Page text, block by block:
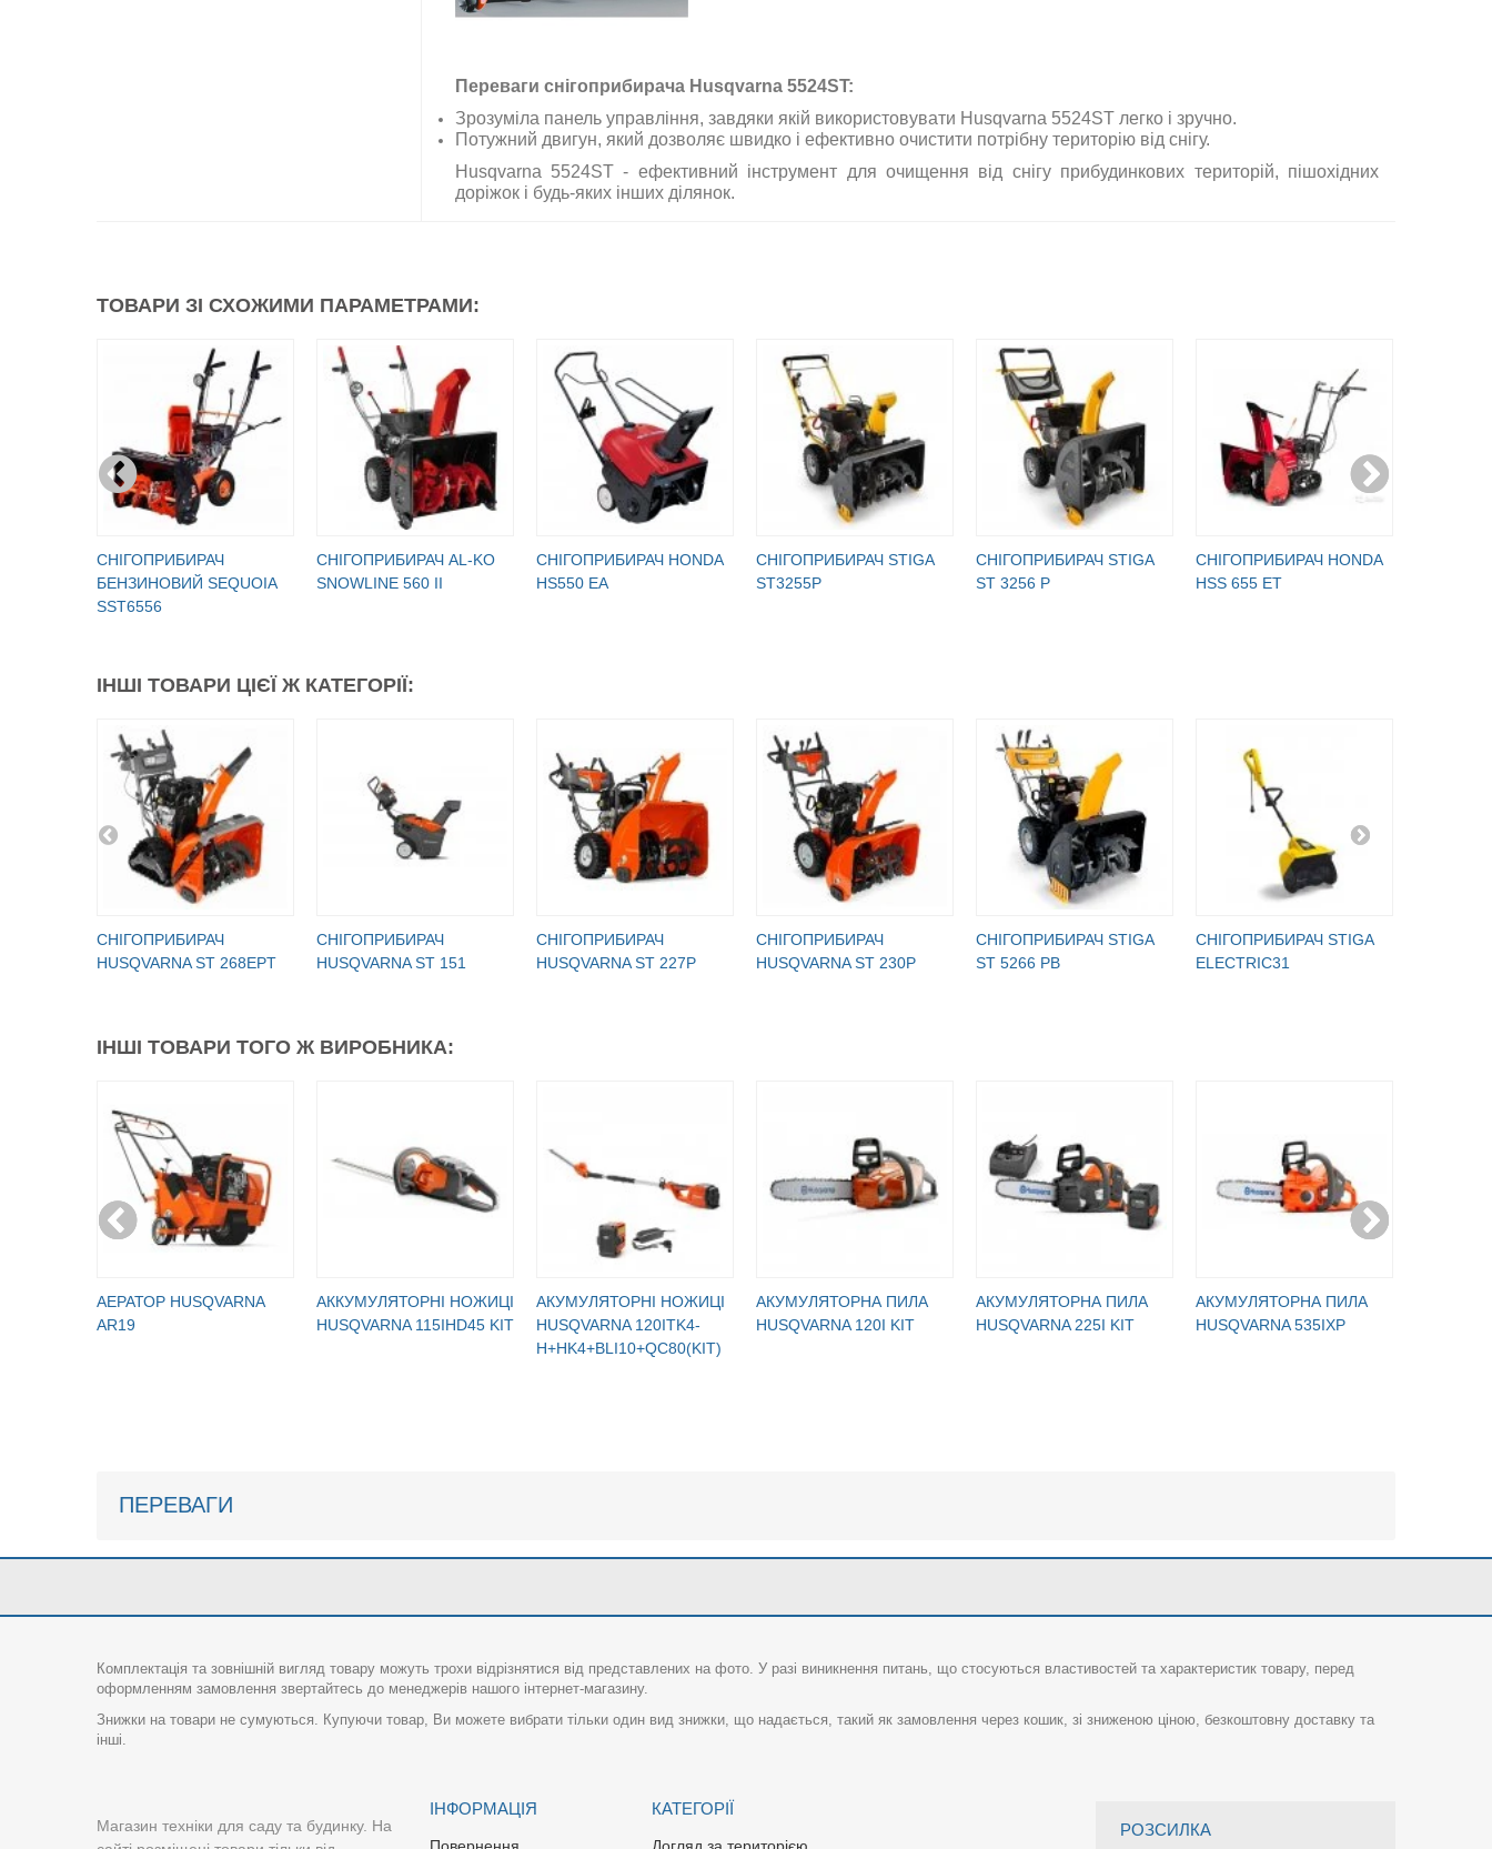
Переваги снігоприбирача Husqvarna 5524ST:
Зрозуміла панель управління, завдяки якій використовувати Husqvarna 5524ST легко і зручно.
Потужний двигун, який дозволяє швидко і ефективно очистити потрібну територію від снігу.
Husqvarna 5524ST - ефективний інструмент для очищення від снігу прибудинкових територій, пішохідних
доріжок і будь-яких інших ділянок.
ТОВАРИ ЗІ СХОЖИМИ ПАРАМЕТРАМИ:
СНІГОПРИБИРАЧ
БЕНЗИНОВИЙ SEQUOIA
SST6556
СНІГОПРИБИРАЧ AL-KO
SNOWLINE 560 II
СНІГОПРИБИРАЧ HONDA
HS550 EA
СНІГОПРИБИРАЧ STIGA
ST3255P
СНІГОПРИБИРАЧ STIGA
ST 3256 P
СНІГОПРИБИРАЧ HONDA
HSS 655 ET
ІНШІ ТОВАРИ ЦІЄЇ Ж КАТЕГОРІЇ:
СНІГОПРИБИРАЧ
HUSQVARNA ST 268EPT
СНІГОПРИБИРАЧ
HUSQVARNA ST 151
СНІГОПРИБИРАЧ
HUSQVARNA ST 227P
СНІГОПРИБИРАЧ
HUSQVARNA ST 230P
СНІГОПРИБИРАЧ STIGA
ST 5266 PB
СНІГОПРИБИРАЧ STIGA
ELECTRIC31
ІНШІ ТОВАРИ ТОГО Ж ВИРОБНИКА:
АЕРАТОР HUSQVARNA
AR19
АККУМУЛЯТОРНІ НОЖИЦІ
HUSQVARNA 115IHD45 KIT
АКУМУЛЯТОРНІ НОЖИЦІ
HUSQVARNA 120ITK4-
H+HK4+BLI10+QC80(KIT)
АКУМУЛЯТОРНА ПИЛА
HUSQVARNA 120I KIT
АКУМУЛЯТОРНА ПИЛА
HUSQVARNA 225I KIT
АКУМУЛЯТОРНА ПИЛА
HUSQVARNA 535IXP
ПЕРЕВАГИ
Комплектація та зовнішній вигляд товару можуть трохи відрізнятися від представлених на фото. У разі виникнення питань, що стосуються властивостей та характеристик товару, перед
оформленням замовлення звертайтесь до менеджерів нашого інтернет-магазину.
Знижки на товари не сумуються. Купуючи товар, Ви можете вибрати тільки один вид знижки, що надається, такий як замовлення через кошик, зі зниженою ціною, безкоштовну доставку та
інші.
Магазин техніки для саду та будинку. На
ІНФОРМАЦІЯ
Повернення
КАТЕГОРІЇ
Догляд за територією
РОЗСИЛКА